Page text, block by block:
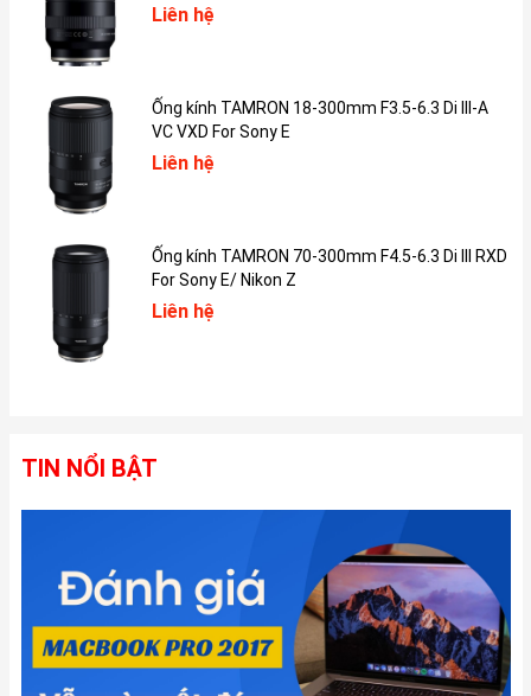
2. Màn hình:
iPad Pro M4 được trang bị màn hình OLED Ultra Retina XDR, sử
dụng hai tấm nền song song để tăng độ sáng toàn màn hình lên
đến 1.000 nits cho SDR và HDR, cùng với độ sáng HDR tối đa lên
Màn hình trên iPad Pro M4 mang lại màu đen sâu hơn, chân thực
hơn và chi tiết hơn trong điều kiện ánh sáng yếu, với điểm nổi
bật sáng hơn và thời gian đáp ứng nhanh hơn đối với nội dung
động.
Liên hệ
Ống kính TAMRON 18-300mm F3.5-6.3 Di III-A
VC VXD For Sony E
Liên hệ
Ống kính TAMRON 70-300mm F4.5-6.3 Di III RXD
For Sony E/ Nikon Z
Liên hệ
TIN NỔI BẬT